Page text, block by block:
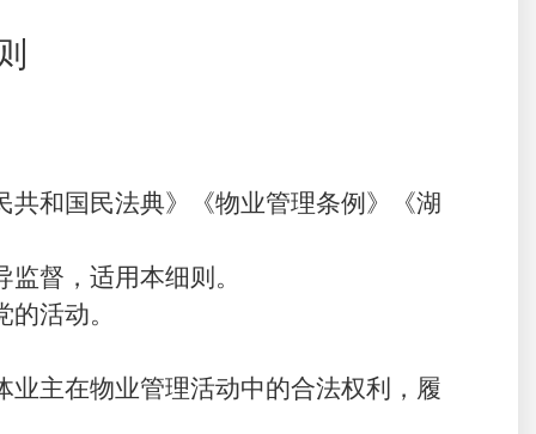
共和国 民法典》 《物业管理条例》 《湖
督，适用本细则。
的活动。
主在物业管理活动中的合法权利，履